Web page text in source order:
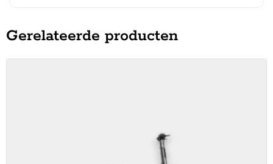
Gerelateerde producten